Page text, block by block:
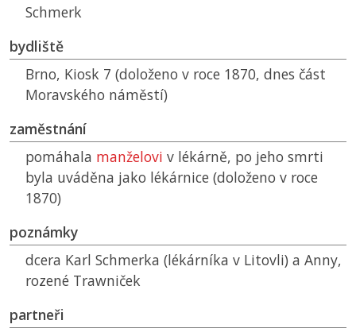
Schmerk
bydliště
Brno, Kiosk 7 (doloženo v roce 1870, dnes část
Moravského náměstí)
zaměstnání
pomáhala manželovi v lékárně, po jeho smrti
byla uváděna jako lékárnice (doloženo v roce
1870)
poznámky
dcera Karl Schmerka (lékárníka v Litovli) a Anny,
rozené Trawniček
partneři